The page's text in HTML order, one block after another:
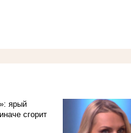
ярый
сгорит